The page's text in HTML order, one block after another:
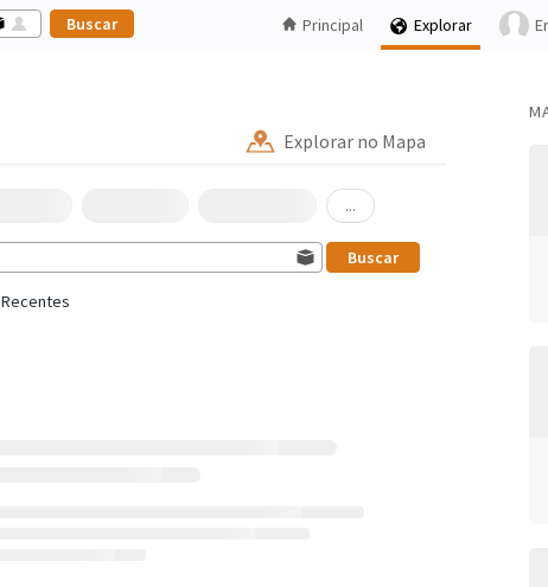
Explorar
Principal
Explorar no Mapa
...
Recentes